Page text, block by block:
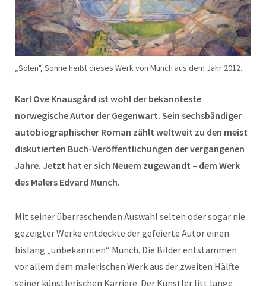
„Solen", Sonne heißt dieses Werk von Munch aus dem Jahr 2012.
Karl Ove Knausgård ist wohl der bekannteste
norwegische Autor der Gegenwart. Sein sechsbändiger
autobiographischer Roman zählt weltweit zu den meist
diskutierten Buch-Veröffentlichungen der vergangenen
Jahre. Jetzt hat er sich Neuem zugewandt – dem Werk
des Malers Edvard Munch.
Mit seiner überraschenden Auswahl selten oder sogar nie
gezeigter Werke entdeckte der gefeierte Autor einen
bislang „unbekannten“ Munch. Die Bilder entstammen
vor allem dem malerischen Werk aus der zweiten Hälfte
seiner künstlerischen Karriere. Der Künstler litt lange